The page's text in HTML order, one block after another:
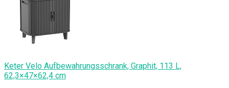
Keter Velo Aufbewahrungsschrank, Graphit, 113 L,
62,3×47×62,4 cm